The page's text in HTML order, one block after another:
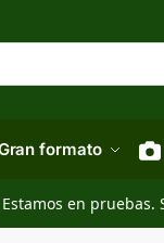
formato
en pruebas.